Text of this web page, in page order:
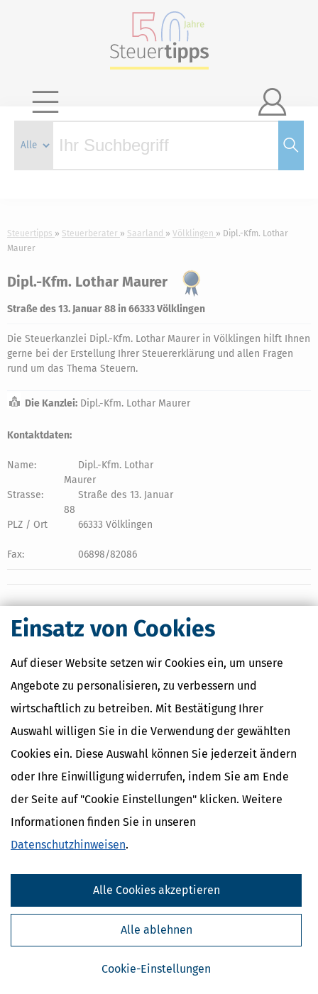
Einsatz von Cookies
Auf dieser Website setzen wir Cookies ein, um unsere
Angebote zu personalisieren, zu verbessern und
wirtschaftlich zu betreiben. Mit Bestätigung Ihrer
Auswahl willigen Sie in die Verwendung der gewählten
Cookies ein. Diese Auswahl können Sie jederzeit ändern
oder Ihre Einwilligung widerrufen, indem Sie am Ende
der Seite auf "Cookie Einstellungen" klicken. Weitere
Informationen finden Sie in unseren
Datenschutzhinweisen.
Cookie-Einstellungen
Alle ablehnen
Alle Cookies akzeptieren

Steuertipps Steuerberater Saarland Völklingen
Dipl.-Kfm. Lothar
Maurer
Dipl.-Kfm. Lothar Maurer
Straße des 13. Januar 88 in 66333 Völklingen
Die Steuerkanzlei Dipl.-Kfm. Lothar Maurer in Völklingen hilft Ihnen
gerne bei der Erstellung Ihrer Steuererklärung und allen Fragen
rund um das Thema Steuern.
Die Kanzlei: Dipl.-Kfm. Lothar Maurer
Kontaktdaten:
Name:
Dipl.-Kfm. Lothar
Maurer
Strasse:
Straße des 13. Januar
88
PLZ / Ort
66333 Völklingen
Fax: 06898/82086